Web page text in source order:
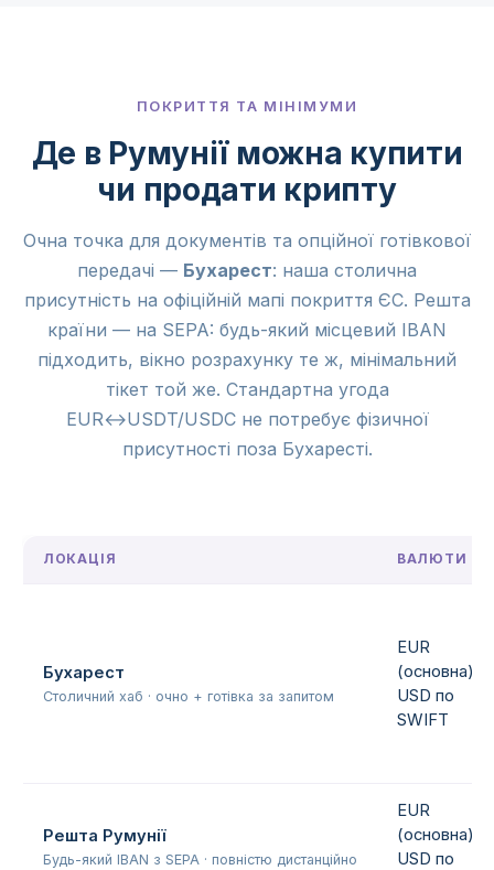
ПОКРИТТЯ ТА МІНІМУМИ
Де в Румунії можна купити
чи продати крипту
Очна точка для документів та опційної готівкової
передачі — Бухарест: наша столична
присутність на офіційній мапі покриття ЄС. Решта
країни — на SEPA: будь-який місцевий IBAN
підходить, вікно розрахунку те ж, мінімальний
тікет той же. Стандартна угода
EUR↔USDT/USDC не потребує фізичної
присутності поза Бухаресті.
ЛОКАЦІЯ ВАЛЮТИ
Бухарест
Столичний хаб · очно + готівка за запитом
EUR
(основна),
USD по
SWIFT
Решта Румунії
Будь-який IBAN з SEPA · повністю дистанційно
EUR
(основна),
USD по